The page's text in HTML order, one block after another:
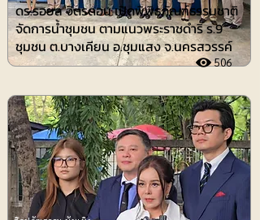
ดร.รอยล จิตรดอน เปิดพิพิธภัณฑ์ธรรมชาติ
จัดการน้ำชุมชน ตามแนวพระราชดำริ ร.9
ชุมชน ต.บางเคียน อ.ชุมแสง จ.นครสวรรค์
506